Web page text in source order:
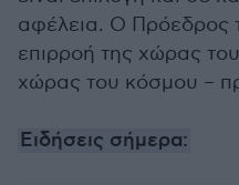
αφέλεια. Ο Πρόεδρος
επιρροή της χώρας
χώρας του κόσμου –
Ειδήσεις σήμερα: